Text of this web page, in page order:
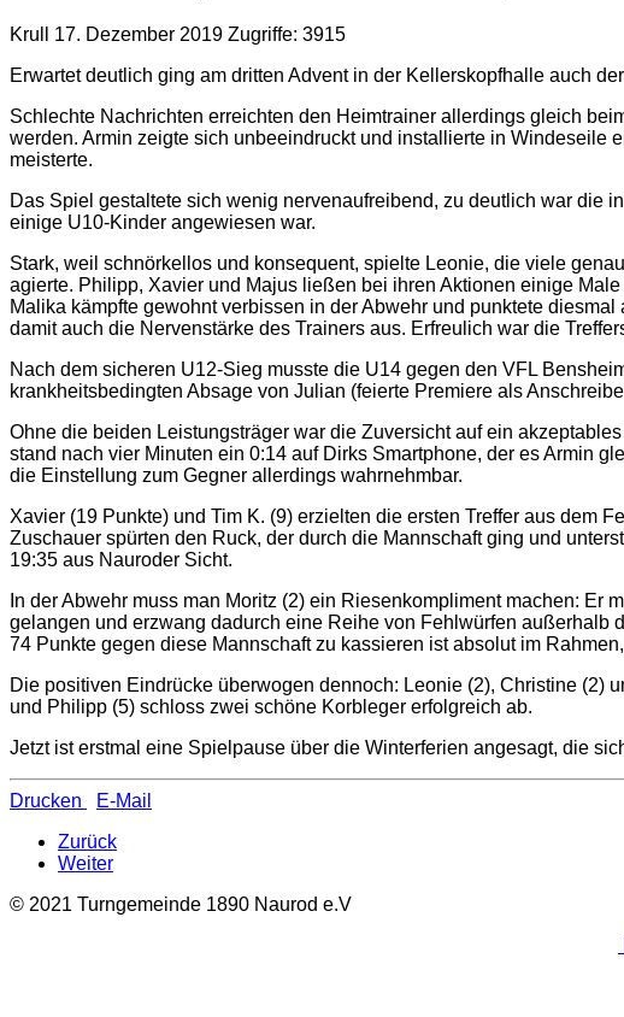
Krull 17. Dezember 2019 Zugriffe: 3915
Erwartet deutlich ging am dritten Advent in der Kellerskopfhalle auch
Schlechte Nachrichten erreichten den Heimtrainer allerdings gleich
werden. Armin zeigte sich unbeeindruckt und installierte in Windeseile
meisterte.
Das Spiel gestaltete sich wenig nervenaufreibend, zu deutlich war die
einige U10-Kinder angewiesen war.
Stark, weil schnörkellos und konsequent, spielte Leonie, die viele
agierte. Philipp, Xavier und Majus ließen bei ihren Aktionen einige
Malika kämpfte gewohnt verbissen in der Abwehr und punktete
damit auch die Nervenstärke des Trainers aus. Erfreulich war die
Nach dem sicheren U12-Sieg musste die U14 gegen den VFL
krankheitsbedingten Absage von Julian (feierte Premiere als
Ohne die beiden Leistungsträger war die Zuversicht auf ein
stand nach vier Minuten ein 0:14 auf Dirks Smartphone, der es Armin
die Einstellung zum Gegner allerdings wahrnehmbar.
Xavier (19 Punkte) und Tim K. (9) erzielten die ersten Treffer aus dem
Zuschauer spürten den Ruck, der durch die Mannschaft ging und
19:35 aus Nauroder Sicht.
In der Abwehr muss man Moritz (2) ein Riesenkompliment machen:
gelangen und erzwang dadurch eine Reihe von Fehlwürfen außerhalb
74 Punkte gegen diese Mannschaft zu kassieren ist absolut im
Die positiven Eindrücke überwogen dennoch: Leonie (2), Christine (2)
und Philipp (5) schloss zwei schöne Korbleger erfolgreich ab.
Jetzt ist erstmal eine Spielpause über die Winterferien angesagt, die
Drucken
E-Mail
Zurück
Weiter
© 2021 Turngemeinde 1890 Naurod e.V